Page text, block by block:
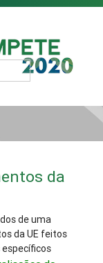
da
de uma
da UE feitos